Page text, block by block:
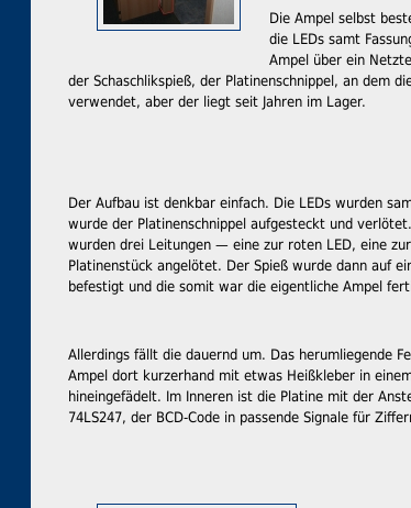
Die Ampel selbst
die LEDs samt
Ampel über ein
der Schaschlikspieß, der Platinenschnippel, an dem
verwendet, aber der liegt seit Jahren im Lager.
Der Aufbau ist denkbar einfach. Die LEDs wurden
wurde der Platinenschnippel aufgesteckt und
wurden drei Leitungen — eine zur roten LED, eine
Platinenstück angelötet. Der Spieß wurde dann auf
befestigt und die somit war die eigentliche Ampel
Allerdings fällt die dauernd um. Das herumliegende
Ampel dort kurzerhand mit etwas Heißkleber in
hineingefädelt. Im Inneren ist die Platine mit der
74LS247, der BCD-Code in passende Signale für